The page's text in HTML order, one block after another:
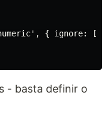
{ ignore:
- basta definir o